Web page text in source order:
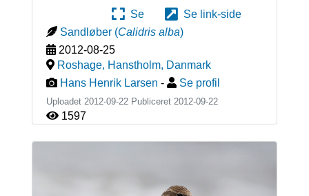
Se
Se link-side
Sandløber (Calidris alba)
2012-08-25
Roshage, Hanstholm, Danmark
Hans Henrik Larsen - Se profil
Uploadet 2012-09-22 Publiceret 2012-09-22
1597